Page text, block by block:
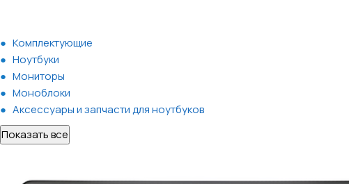
Комплектующие
Ноутбуки
Мониторы
Моноблоки
Аксессуары и запчасти для ноутбуков
Показать все